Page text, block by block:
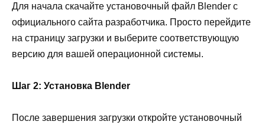
Для начала скачайте установочный файл Blender с
официального сайта разработчика. Просто перейдите
на страницу загрузки и выберите соответствующую
версию для вашей операционной системы.
Шаг 2: Установка Blender
После завершения загрузки откройте установочный